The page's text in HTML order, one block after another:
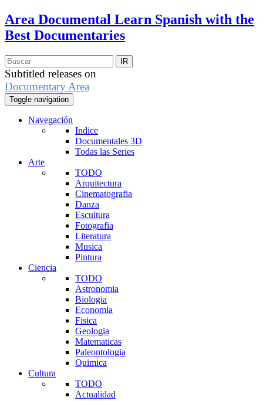
Area Documental Learn Spanish with the
Best Documentaries
Subtitled releases on
Documentary Area
Toggle navigation
Navegación
Indice
Documentales 3D
Todas las Series
Arte
TODO
Arquitectura
Cinematografia
Danza
Escultura
Fotografia
Literatura
Musica
Pintura
Ciencia
TODO
Astronomia
Biologia
Economia
Fisica
Geologia
Matematicas
Paleontologia
Quimica
Cultura
TODO
Actualidad